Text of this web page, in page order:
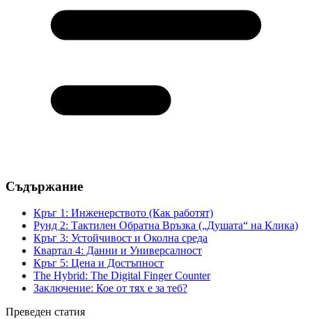
Съдържание
Кръг 1: Инженерството (Как работят)
Рунд 2: Тактилен Обратна Връзка („Душата“ на Клика)
Кръг 3: Устойчивост и Околна среда
Квартал 4: Данни и Универсалност
Кръг 5: Цена и Достъпност
The Hybrid: The Digital Finger Counter
Заключение: Кое от тях е за теб?
Преведен статия